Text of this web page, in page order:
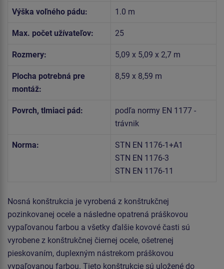
Výška voľného pádu: 1.0 m
Max. počet užívateľov: 25
Rozmery: 5,09 x 5,09 x 2,7 m
Plocha potrebná pre
montáž:
8,59 x 8,59 m
Povrch, tlmiaci pád:
podľa normy EN 1177 -
trávnik
Norma:
STN EN 1176-1+A1
STN EN 1176-3
STN EN 1176-11
Nosná konštrukcia je vyrobená z konštrukčnej
pozinkovanej ocele a následne opatrená práškovou
vypaľovanou farbou a všetky ďalšie kovové časti sú
vyrobene z konštrukčnej čiernej ocele, ošetrenej
pieskovaním, duplexným nástrekom práškovou
vypaľovanou farbou. Tieto konštrukcie sú uložené do